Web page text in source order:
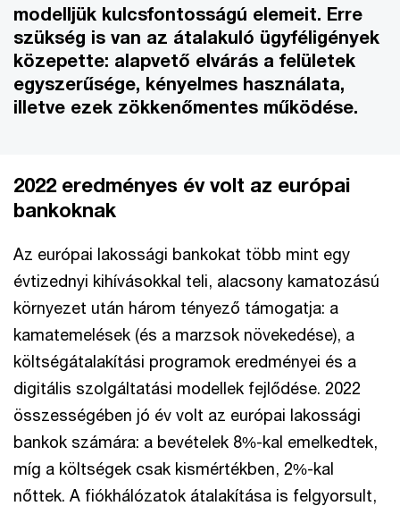
modelljük kulcsfontosságú elemeit. Erre
szükség is van az átalakuló ügyféligények
közepette: alapvető elvárás a felületek
egyszerűsége, kényelmes használata,
illetve ezek zökkenőmentes működése.
2022 eredményes év volt az európai
bankoknak
Az európai lakossági bankokat több mint egy
évtizednyi kihívásokkal teli, alacsony kamatozású
környezet után három tényező támogatja: a
kamatemelések (és a marzsok növekedése), a
költségátalakítási programok eredményei és a
digitális szolgáltatási modellek fejlődése. 2022
összességében jó év volt az európai lakossági
bankok számára: a bevételek 8%-kal emelkedtek,
míg a költségek csak kismértékben, 2%-kal
nőttek. A fiókhálózatok átalakítása is felgyorsult,